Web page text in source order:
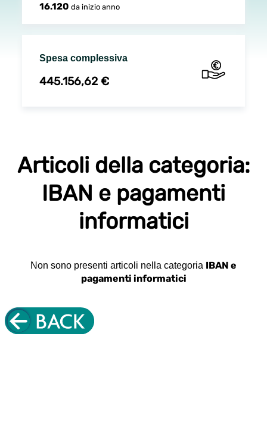
16.120 da inizio anno
Spesa complessiva
445.156,62 €
Articoli della categoria:
IBAN e pagamenti
informatici
Non sono presenti articoli nella categoria IBAN e
pagamenti informatici